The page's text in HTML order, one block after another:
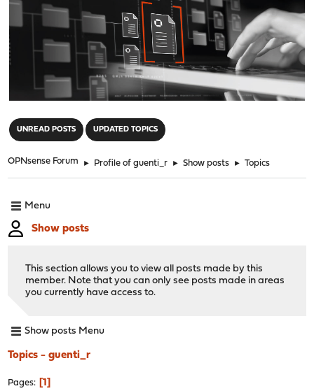
UNREAD POSTS UPDATED TOPICS
OPNsense Forum ► Profile of guenti_r ► Show posts ► Topics
Menu
Show posts
This section allows you to view all posts made by this
member. Note that you can only see posts made in areas
you currently have access to.
Show posts Menu
Topics - guenti_r
Pages 1